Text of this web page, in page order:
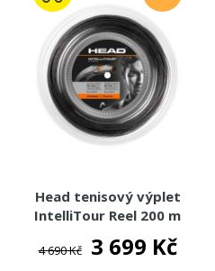
Head tenisový výplet
IntelliTour Reel 200 m
4 690 Kč 3 699 Kč